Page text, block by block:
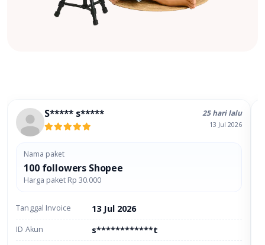
S***** s***** 25 hari lalu
13 Jul 2026
Nama paket
100 followers Shopee
Harga paket Rp 30.000
Tanggal Invoice 13 Jul 2026
ID Akun s************t